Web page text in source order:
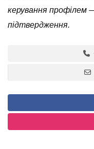
керування профілем
підтвердження.